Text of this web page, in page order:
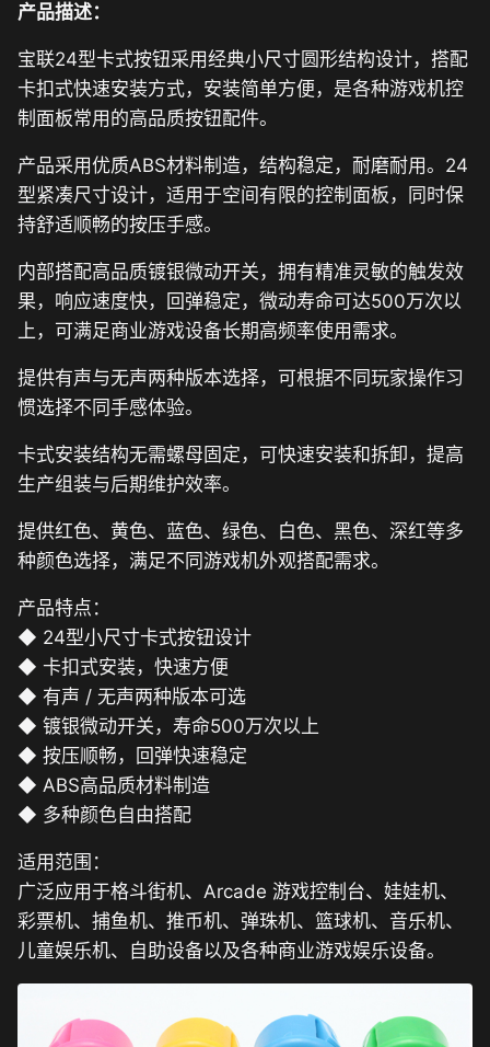
产品描述：
宝联24型卡式按钮采用经典小尺寸圆形结构设计，搭配
卡扣式快速安装方式，安装简单方便，是各种游戏机控
制面板常用的高品质按钮配件。
产品采用优质ABS材料制造，结构稳定，耐磨耐用。24
型紧凑尺寸设计，适用于空间有限的控制面板，同时保
持舒适顺畅的按压手感。
内部搭配高品质镀银微动开关，拥有精准灵敏的触发效
果，响应速度快，回弹稳定，微动寿命可达500万次以
上，可满足商业游戏设备长期高频率使用需求。
提供有声与无声两种版本选择，可根据不同玩家操作习
惯选择不同手感体验。
卡式安装结构无需螺母固定，可快速安装和拆卸，提高
生产组装与后期维护效率。
提供红色、黄色、蓝色、绿色、白色、黑色、深红等多
种颜色选择，满足不同游戏机外观搭配需求。
产品特点：
◆ 24型小尺寸卡式按钮设计
◆ 卡扣式安装，快速方便
◆ 有声 / 无声两种版本可选
◆ 镀银微动开关，寿命500万次以上
◆ 按压顺畅，回弹快速稳定
◆ ABS高品质材料制造
◆ 多种颜色自由搭配
适用范围：
广泛应用于格斗街机、Arcade 游戏控制台、娃娃机、
彩票机、捕鱼机、推币机、弹珠机、篮球机、音乐机、
儿童娱乐机、自助设备以及各种商业游戏娱乐设备。